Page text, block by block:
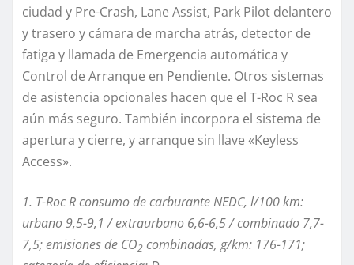
ciudad y Pre-Crash, Lane Assist, Park Pilot delantero
y trasero y cámara de marcha atrás, detector de
fatiga y llamada de Emergencia automática y
Control de Arranque en Pendiente. Otros sistemas
de asistencia opcionales hacen que el T-Roc R sea
aún más seguro. También incorpora el sistema de
apertura y cierre, y arranque sin llave «Keyless
Access».
1. T-Roc R consumo de carburante NEDC, l/100 km:
urbano 9,5-9,1 / extraurbano 6,6-6,5 / combinado 7,7-
7,5; emisiones de CO2 combinadas, g/km: 176-171;